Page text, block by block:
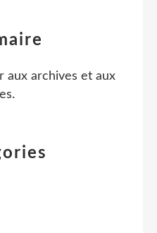
aux archives et aux
.